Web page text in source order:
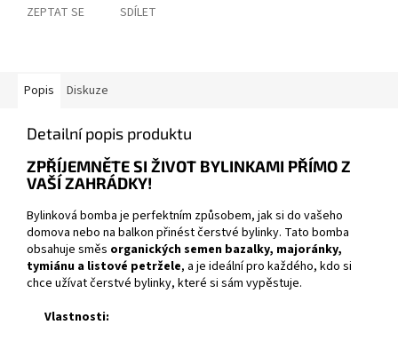
ZEPTAT SE SDÍLET
Popis Diskuze
Detailní popis produktu
ZPŘÍJEMNĚTE SI ŽIVOT BYLINKAMI PŘÍMO Z
VAŠÍ ZAHRÁDKY!
Bylinková bomba je perfektním způsobem, jak si do vašeho
domova nebo na balkon přinést čerstvé bylinky. Tato bomba
obsahuje směs organických semen bazalky, majoránky,
tymiánu a listové petržele, a je ideální pro každého, kdo si
chce užívat čerstvé bylinky, které si sám vypěstuje.
Vlastnosti: